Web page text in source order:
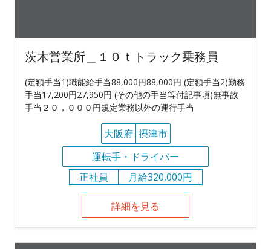
茨木営業所＿１０ｔトラック乗務員
(定額手当1)職能給手当88,000円88,000円 (定額手当2)勤務
手当17,200円27,950円 (その他の手当等付記事項)無事故
手当２０，０００円規定業務以外の運行手当
大阪府 摂津市
運転手・ドライバー
正社員
月給320,000円
詳細を見る